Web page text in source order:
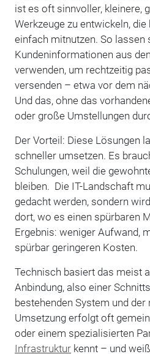
ist es oft sinnvoller, kleinere,
Werkzeuge zu entwickeln, die
einfach mitnutzen. So lassen
Kundeninformationen aus
verwenden, um rechtzeitig
versenden – etwa vor dem
Und das, ohne das
oder große Umstellungen
Der Vorteil: Diese Lösungen
schneller umsetzen. Es
Schulungen, weil die
bleiben. Die IT-Landschaft
gedacht werden, sondern
dort, wo es einen spürbaren
Ergebnis: weniger Aufwand,
spürbar geringeren Kosten.
Technisch basiert das meist
Anbindung, also einer
bestehenden System und der
Umsetzung erfolgt oft
oder einem spezialisierten
Infrastrukturkennt – und